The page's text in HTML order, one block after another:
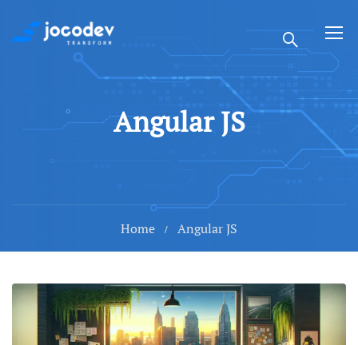
Angular JS
Home Angular JS